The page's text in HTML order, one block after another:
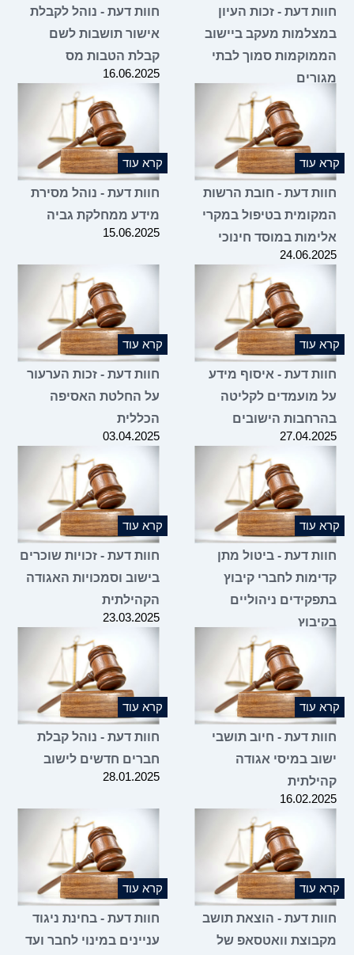
חוות דעת - זכות העיון
במצלמות מעקב ביישוב
הממוקמות סמוך לבתי
מגורים
חוות דעת - נוהל לקבלת
אישור תושבות לשם
קבלת הטבות מס
16.06.2025
קרא עוד
חוות דעת - חובת הרשות
המקומית בטיפול במקרי
אלימות במוסד חינוכי
24.06.2025
קרא עוד
חוות דעת - נוהל מסירת
מידע ממחלקת גביה
15.06.2025
קרא עוד
חוות דעת - איסוף מידע
על מועמדים לקליטה
בהרחבות הישובים
27.04.2025
קרא עוד
חוות דעת - זכות הערעור
על החלטת האסיפה
הכללית
03.04.2025
קרא עוד
חוות דעת - ביטול מתן
קדימות לחברי קיבוץ
בתפקידים ניהוליים
בקיבוץ
קרא עוד
חוות דעת - זכויות שוכרים
בישוב וסמכויות האגודה
הקהילתית
23.03.2025
קרא עוד
חוות דעת - חיוב תושבי
ישוב במיסי אגודה
קהילתית
16.02.2025
קרא עוד
חוות דעת - נוהל קבלת
חברים חדשים לישוב
28.01.2025
קרא עוד
חוות דעת - הוצאת תושב
מקבוצת וואטסאפ של
קרא עוד
חוות דעת - בחינת ניגוד
עניינים במינוי לחבר ועד